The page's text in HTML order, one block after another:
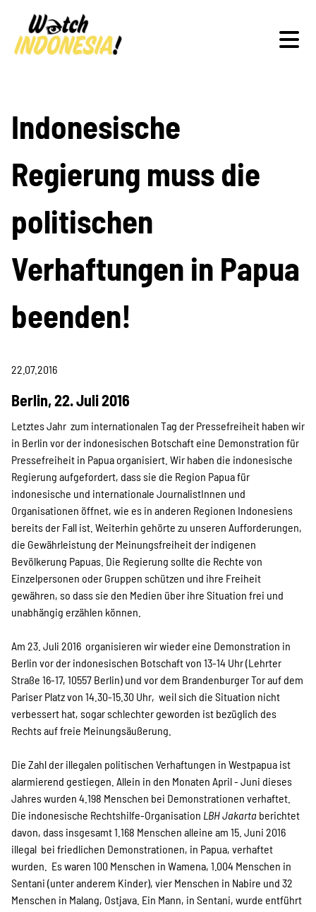
Schwerpunkte
Veranstaltungen
Publikationen
Projekte
Kampagne
Stellenangebote
Werde Mitglied
Newsletter abonnieren
SPENDEN
Über uns
Kontakt
english
Indonesische
Regierung muss die
politischen
Verhaftungen in Papua
beenden!
22.07.2016
Berlin, 22. Juli 2016
Letztes Jahr zum internationalen Tag der Pressefreiheit haben wir
in Berlin vor der indonesischen Botschaft eine Demonstration für
Pressefreiheit in Papua organisiert. Wir haben die indonesische
Regierung aufgefordert, dass sie die Region Papua für
indonesische und internationale JournalistInnen und
Organisationen öffnet, wie es in anderen Regionen Indonesiens
bereits der Fall ist. Weiterhin gehörte zu unseren Aufforderungen,
die Gewährleistung der Meinungsfreiheit der indigenen
Bevölkerung Papuas. Die Regierung sollte die Rechte von
Einzelpersonen oder Gruppen schützen und ihre Freiheit
gewähren, so dass sie den Medien über ihre Situation frei und
unabhängig erzählen können.
Am 23. Juli 2016 organisieren wir wieder eine Demonstration in
Berlin vor der indonesischen Botschaft von 13-14 Uhr (Lehrter
Straße 16-17, 10557 Berlin) und vor dem Brandenburger Tor auf dem
Pariser Platz von 14.30-15.30 Uhr, weil sich die Situation nicht
verbessert hat, sogar schlechter geworden ist bezüglich des
Rechts auf freie Meinungsäußerung.
Die Zahl der illegalen politischen Verhaftungen in Westpapua ist
alarmierend gestiegen. Allein in den Monaten April - Juni dieses
Jahres wurden 4.198 Menschen bei Demonstrationen verhaftet.
Die indonesische Rechtshilfe-Organisation LBH Jakarta berichtet
davon, dass insgesamt 1.168 Menschen alleine am 15. Juni 2016
illegal bei friedlichen Demonstrationen, in Papua, verhaftet
wurden. Es waren 100 Menschen in Wamena, 1.004 Menschen in
Sentani (unter anderem Kinder), vier Menschen in Nabire und 32
Menschen in Malang, Ostjava. Ein Mann, in Sentani, wurde entführt